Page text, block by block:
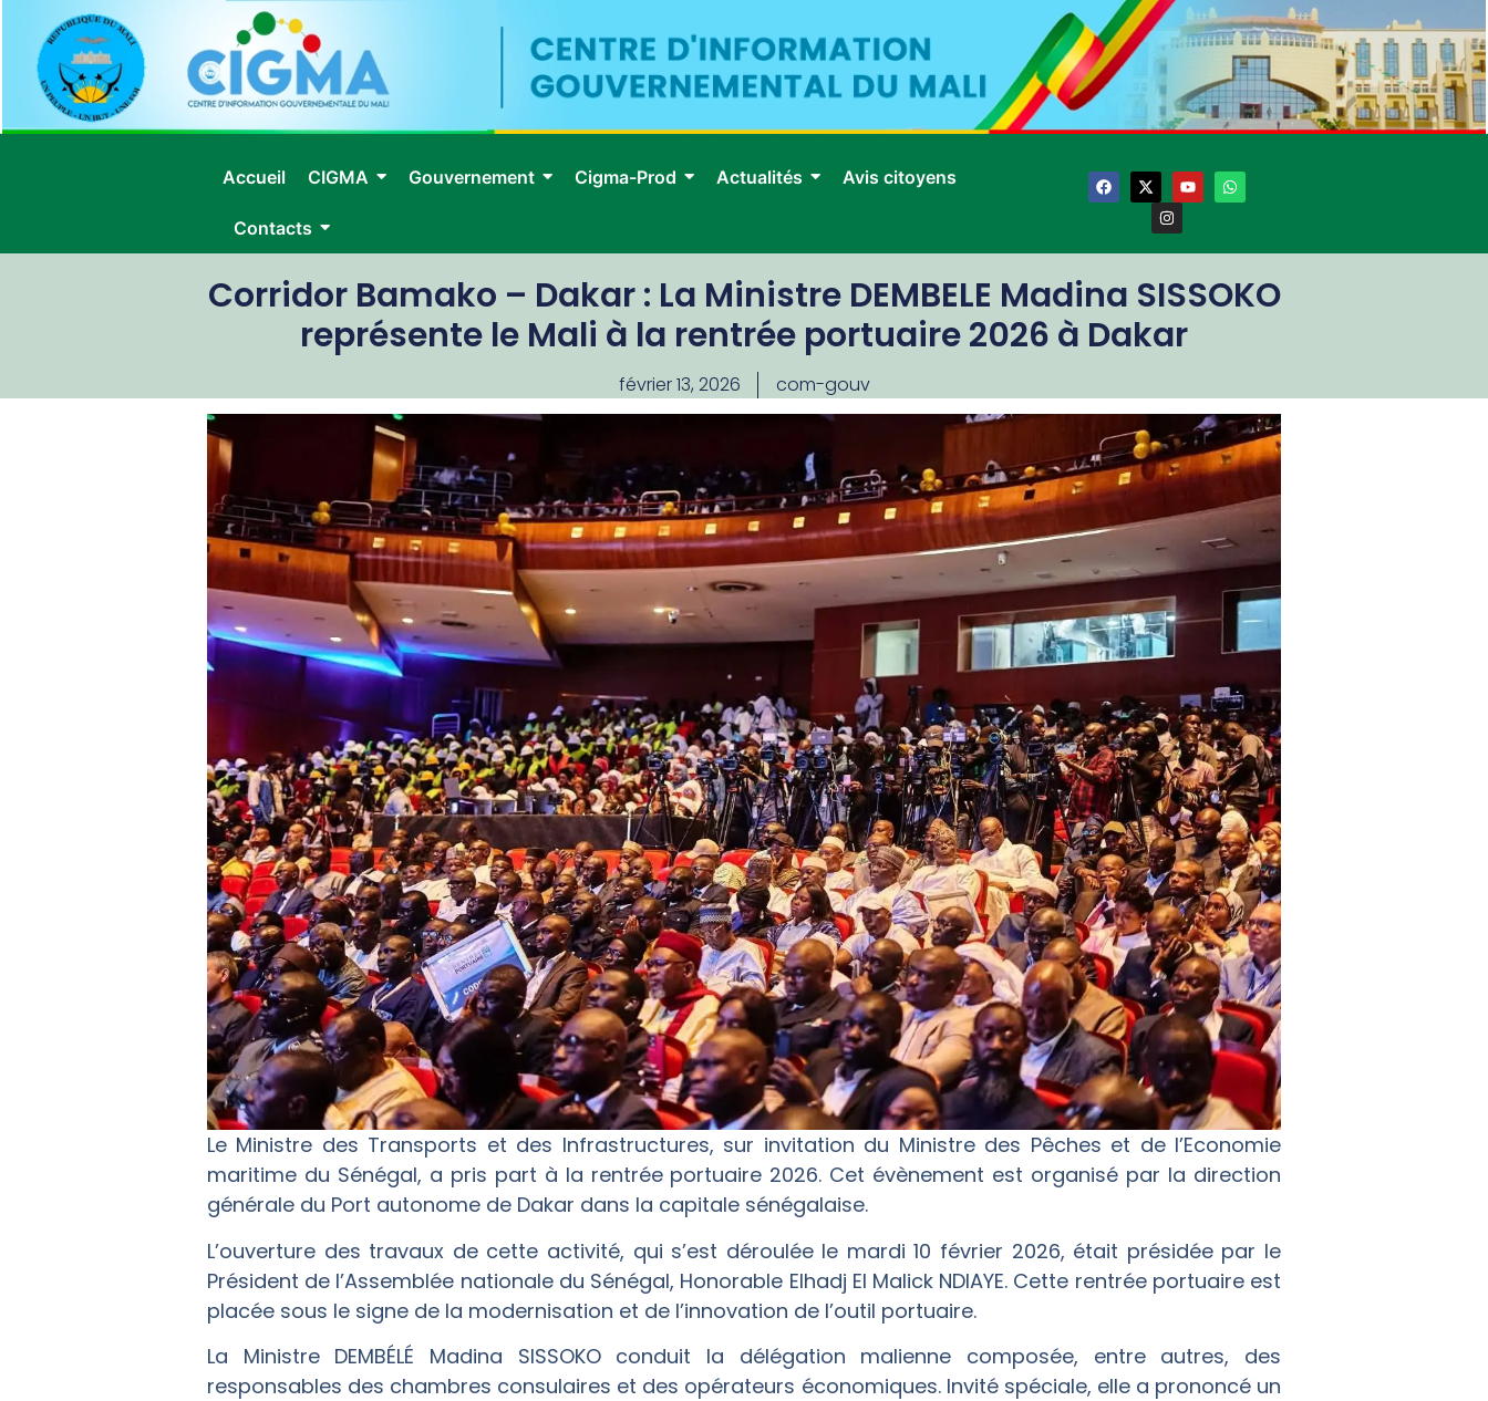
Accueil CIGMA Gouvernement Cigma-Prod Actualités Avis citoyens
Contacts
Corridor Bamako – Dakar : La Ministre DEMBELE Madina SISSOKO
représente le Mali à la rentrée portuaire 2026 à Dakar
février 13, 2026 com-gouv
Le Ministre des Transports et des Infrastructures, sur invitation du Ministre des Pêches et de l’Economie
maritime du Sénégal, a pris part à la rentrée portuaire 2026. Cet évènement est organisé par la direction
générale du Port autonome de Dakar dans la capitale sénégalaise.
L’ouverture des travaux de cette activité, qui s’est déroulée le mardi 10 février 2026, était présidée par le
Président de l’Assemblée nationale du Sénégal, Honorable Elhadj El Malick NDIAYE. Cette rentrée portuaire est
placée sous le signe de la modernisation et de l’innovation de l’outil portuaire.
La Ministre DEMBÉLÉ Madina SISSOKO conduit la délégation malienne composée, entre autres, des
responsables des chambres consulaires et des opérateurs économiques. Invité spéciale, elle a prononcé un